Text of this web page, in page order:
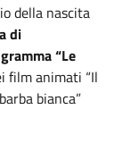
della nascita
di
“Le
film animati “Il
bianca”